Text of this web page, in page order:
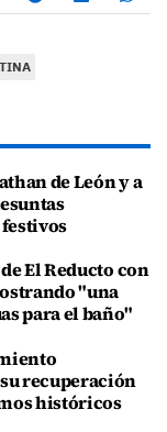
de León y a
El Reducto con
"una
para el baño"
recuperación
históricos